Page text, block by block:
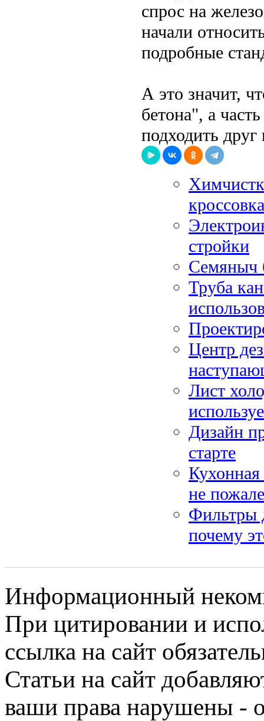
спрос на
начали
подробные
А это значит,
бетона", а
подходить друг
стройки
Семяныч
Труба
Центр
Лист
Дизайн
старте
не
Фильтры
почему
Информационный
При цитировании и
ссылка на сайт
Статьи на сайт
ваши права нарушены -